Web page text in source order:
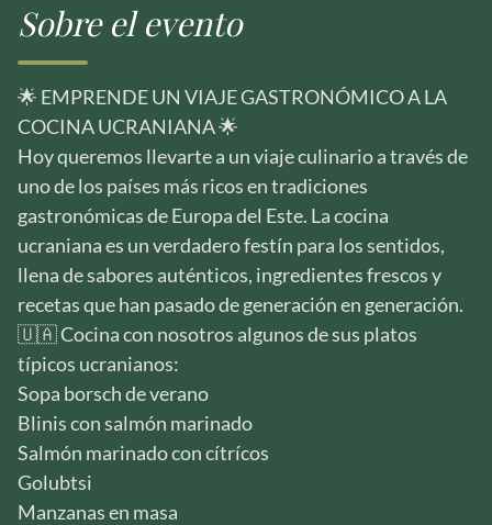
Sobre el evento
🌟 EMPRENDE UN VIAJE GASTRONÓMICO A LA
COCINA UCRANIANA 🌟
Hoy queremos llevarte a un viaje culinario a través de
uno de los países más ricos en tradiciones
gastronómicas de Europa del Este. La cocina
ucraniana es un verdadero festín para los sentidos,
llena de sabores auténticos, ingredientes frescos y
recetas que han pasado de generación en generación.
🇺🇦 Cocina con nosotros algunos de sus platos
típicos ucranianos:
Sopa borsch de verano
Blinis con salmón marinado
Salmón marinado con cítrícos
Golubtsi
Manzanas en masa